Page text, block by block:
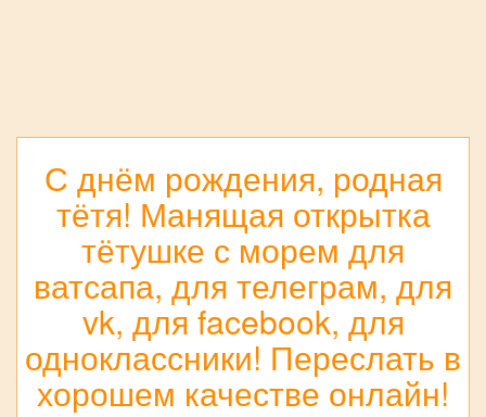
С днём рождения, родная
тётя! Манящая открытка
тётушке с морем для
ватсапа, для телеграм, для
vk, для facebook, для
одноклассники! Переслать в
хорошем качестве онлайн!